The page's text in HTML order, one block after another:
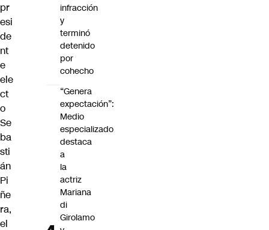
pr
esi
de
nt
e
ele
ct
o
Se
ba
sti
án
Pi
ñe
ra,
el
infracción
y
terminó
detenido
por
cohecho
“Genera
expectación”:
Medio
especializado
destaca
a
la
actriz
Mariana
di
Girolamo